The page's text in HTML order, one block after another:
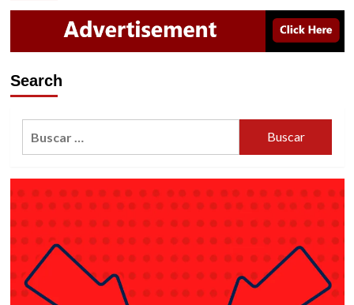
AL
CONSEJO
MUNICIPAL
DE
SOCIAL
SINALOA
Search